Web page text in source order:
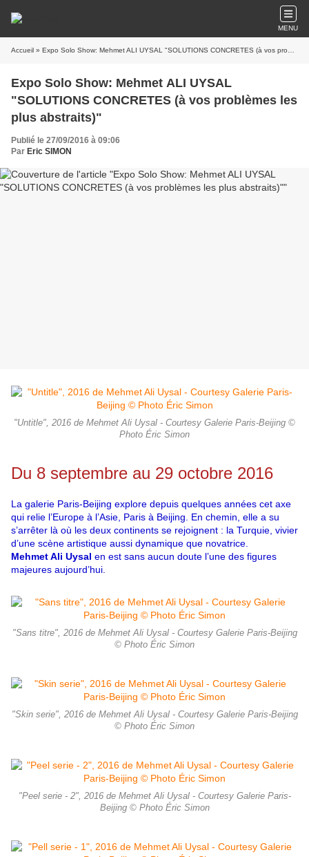
MENU
Accueil » Expo Solo Show: Mehmet ALI UYSAL "SOLUTIONS CONCRETES (à vos problèmes les plus abstraits)"
Expo Solo Show: Mehmet ALI UYSAL
"SOLUTIONS CONCRETES (à vos problèmes les
plus abstraits)"
Publié le 27/09/2016 à 09:06
Par Eric SIMON
"Untitle", 2016 de Mehmet Ali Uysal - Courtesy Galerie Paris-Beijing ©
Photo Éric Simon
Du 8 septembre au 29 octobre 2016
La galerie Paris-Beijing explore depuis quelques années cet axe
qui relie l’Europe à l’Asie, Paris à Beijing. En chemin, elle a su
s’arrêter là où les deux continents se rejoignent : la Turquie, vivier
d’une scène artistique aussi dynamique que novatrice.
Mehmet Ali Uysal en est sans aucun doute l’une des figures
majeures aujourd’hui.
"Sans titre", 2016 de Mehmet Ali Uysal - Courtesy Galerie Paris-Beijing
© Photo Éric Simon
"Skin serie", 2016 de Mehmet Ali Uysal - Courtesy Galerie Paris-Beijing
© Photo Éric Simon
"Peel serie - 2", 2016 de Mehmet Ali Uysal - Courtesy Galerie Paris-
Beijing © Photo Éric Simon